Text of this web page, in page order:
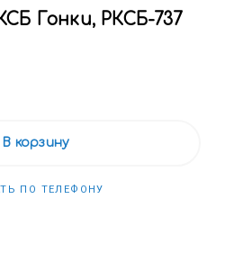
Гонки, РКСБ-737
В корзину
ПО ТЕЛЕФОНУ